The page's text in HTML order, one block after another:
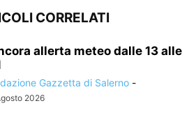
CORRELATI
allerta meteo dalle 13 alle
Gazzetta di Salerno -
2026